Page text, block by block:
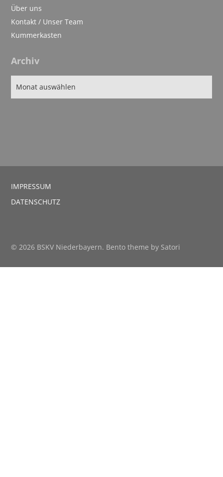
Über uns
Kontakt / Unser Team
Kummerkasten
Archiv
IMPRESSUM
DATENSCHUTZ
© 2026 BSKV Niederbayern. Bento theme by Satori